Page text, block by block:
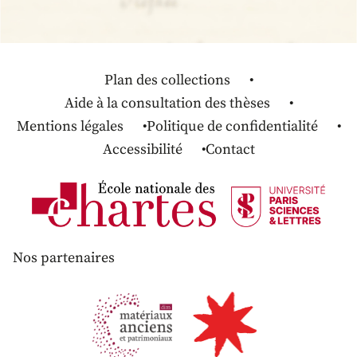
Plan des collections
Aide à la consultation des thèses
Mentions légales
Politique de confidentialité
Accessibilité
Contact
Nos partenaires